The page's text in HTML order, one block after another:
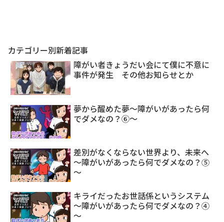
カテゴリー別新着記事
障がい者きょうだい会にて僕に不意に
事件が発生 その他お知らせとか
夢から醒めた夢～障がいがあったら何
でダメなの？⑥～
差別がなくならない世界より、未来へ
～障がいがあったら何でダメなの？⑤
～
キライだったお世話係というシステム
～障がいがあったら何でダメなの？④
～